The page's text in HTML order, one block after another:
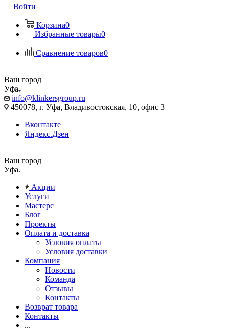
Войти
Корзина0
Избранные товары0
Сравнение товаров0
Ваш город
Уфа
info@klinkersgroup.ru
450078, г. Уфа, Владивостокская, 10, офис 3
Вконтакте
Яндекс.Дзен
Ваш город
Уфа
Акции
Услуги
Мастерс
Блог
Проекты
Оплата и доставка
Условия оплаты
Условия доставки
Компания
Новости
Команда
Отзывы
Контакты
Возврат товара
Контакты
...